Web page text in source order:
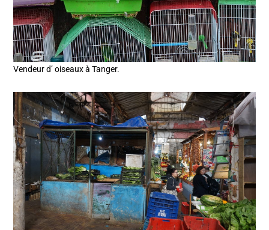
Vendeur d’ oiseaux à Tanger.